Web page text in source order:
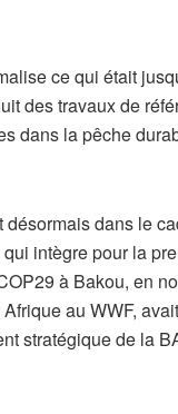
ce qui était
des travaux de
dans la pêche
dans le
intègre pour la
à Bakou, en
au WWF,
stratégique de la